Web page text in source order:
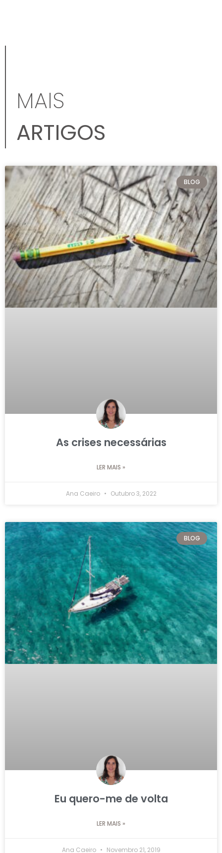
MAIS
ARTIGOS
BLOG
As crises necessárias
LER MAIS »
Ana Caeiro Outubro 3, 2022
BLOG
Eu quero-me de volta
LER MAIS »
Ana Caeiro Novembro 21, 2019